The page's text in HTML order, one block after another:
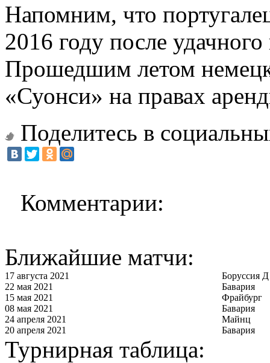
Напомним, что
2016 году после
Прошедшим летом
«Суонси» на правах
Поделитесь в
Комментарии:
Ближайшие матчи:
17 августа 2021
Боруссия Д
22 мая 2021
Бавария
15 мая 2021
Фрайбург
08 мая 2021
Бавария
24 апреля 2021
Майнц
20 апреля 2021
Бавария
Турнирная таблица: